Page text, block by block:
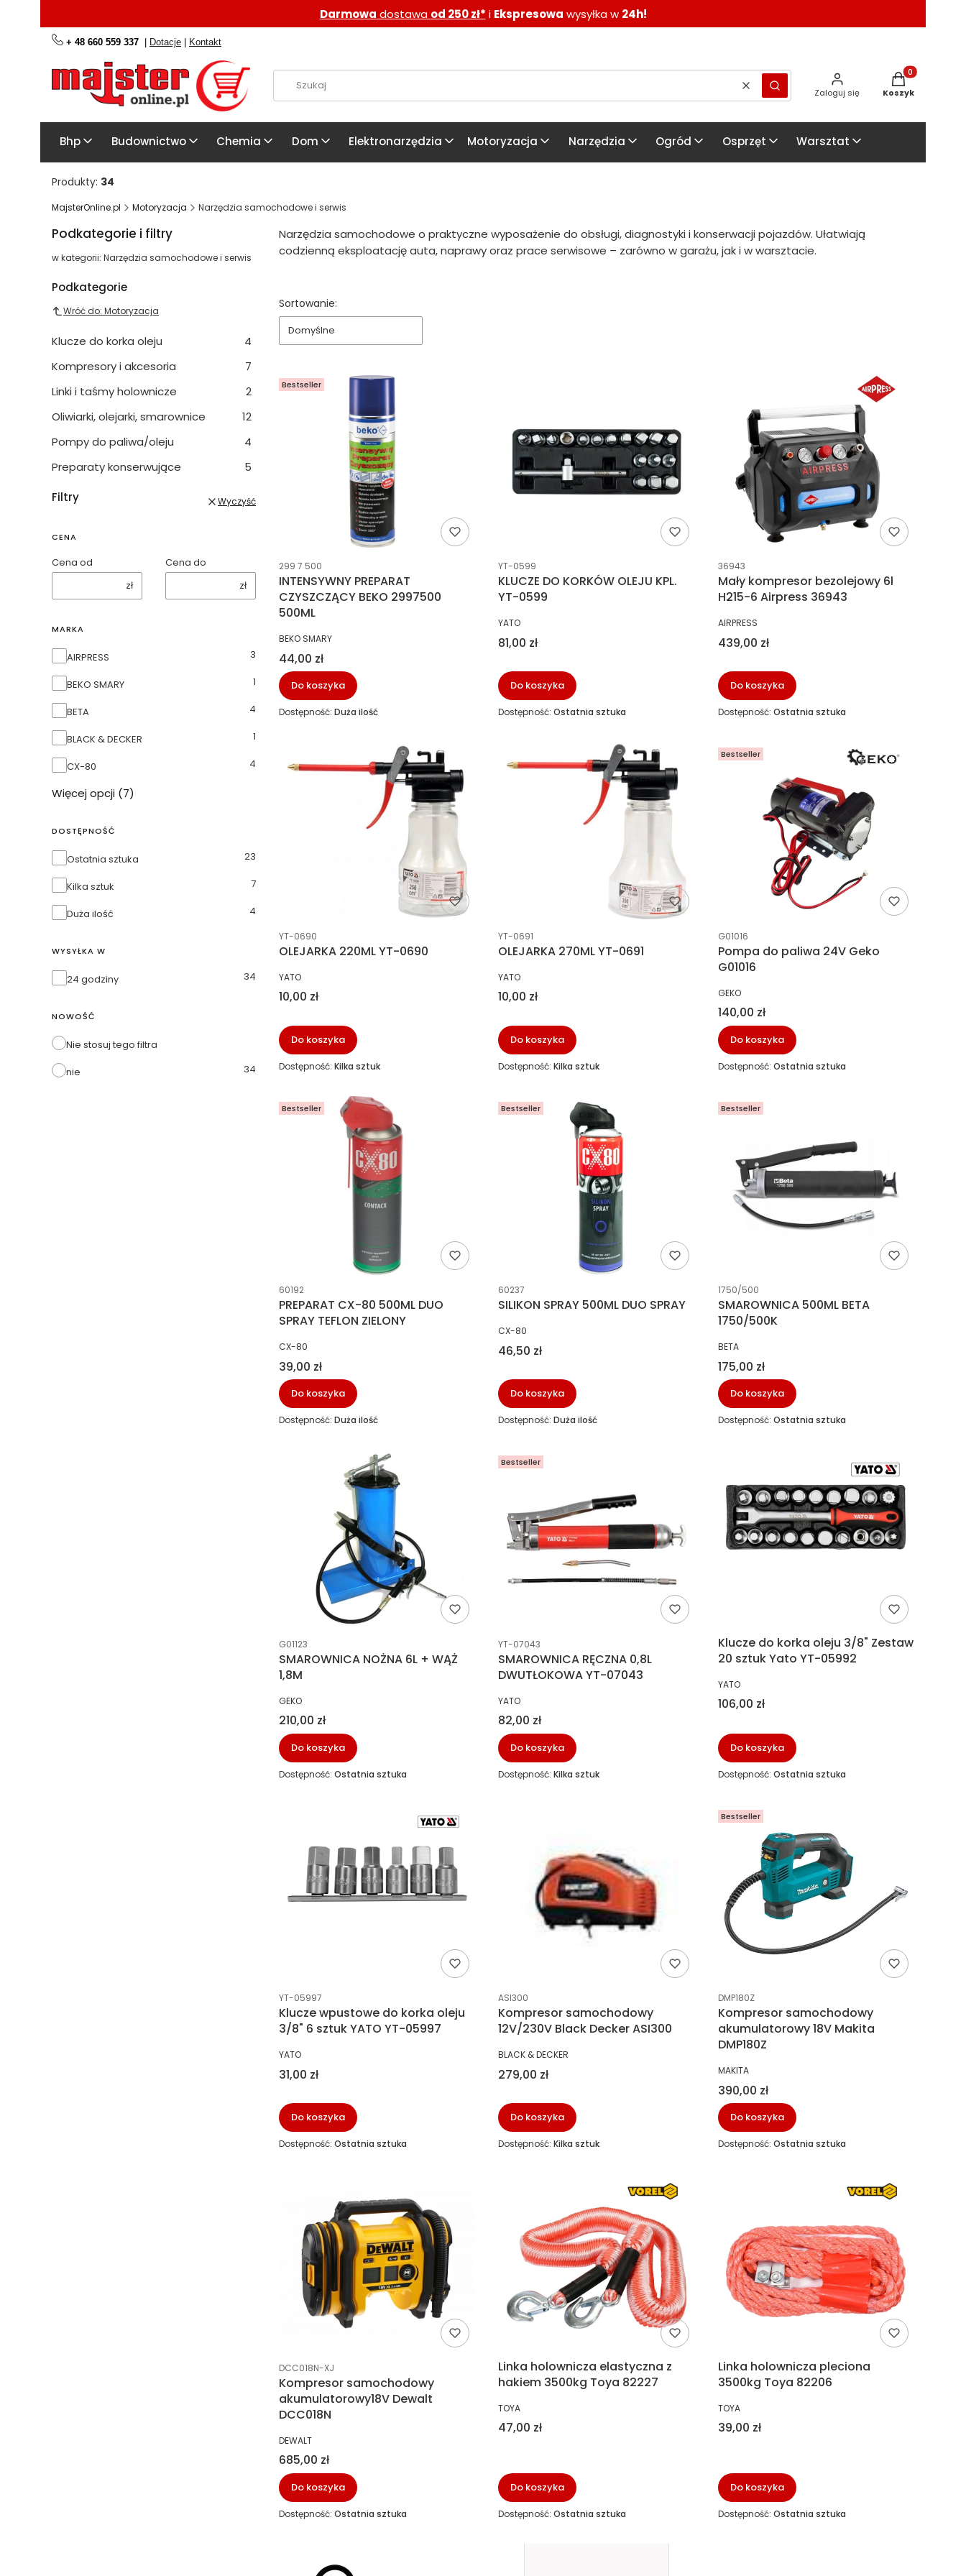
Darmowa dostawa od 250 zł* i Ekspresowa wysyłka w 24h!
+ 48 660 559 337 | Dotacje | Kontakt
WyczyśćSzukaj Zaloguj się
Produkty w
Koszyk
Bhp Budownictwo Chemia Dom Elektronarzędzia Motoryzacja Narzędzia Ogród Osprzęt Warsztat
Produkty: 34
MajsterOnline.pl Motoryzacja Narzędzia samochodowe i serwis
Podkategorie i filtry
w kategorii: Narzędzia samochodowe i serwis
Podkategorie
Wróć do: Motoryzacja
Klucze do korka oleju
4
Kompresory i akcesoria
7
Linki i taśmy holownicze
2
Oliwiarki, olejarki, smarownice
12
Pompy do paliwa/oleju
4
Preparaty konserwujące
5
Filtry
Wyczyść
CENA
Cena od
zł
Cena do
zł
MARKA
Marka
AIRPRESS 3
BEKO SMARY 1
BETA 4
BLACK & DECKER 1
CX-80 4
Więcej opcji (7)
DOSTĘPNOŚĆ
Dostępność
Ostatnia sztuka 23
Kilka sztuk 7
Duża ilość 4
WYSYŁKA W
Wysyłka w
24 godziny 34
NOWOŚĆ
Nie stosuj tego filtra
nie
34
Narzędzia samochodowe o praktyczne wyposażenie do obsługi, diagnostyki i konserwacji pojazdów. Ułatwiają
codzienną eksploatację auta, naprawy oraz prace serwisowe – zarówno w garażu, jak i w warsztacie.
Lista produktów
Sortowanie:
Domyślne
Bestseller
Kod producenta
299 7 500
INTENSYWNY PREPARAT
CZYSZCZĄCY BEKO 2997500
500ML
PRODUCENT
BEKO SMARY
Cena
44,00 zł
Do koszyka
Dostępność: Duża ilość
Kod producenta
YT-0599
KLUCZE DO KORKÓW OLEJU KPL.
YT-0599
PRODUCENT
YATO
Cena
81,00 zł
Do koszyka
Dostępność:Ostatnia sztuka
Kod producenta
36943
Mały kompresor bezolejowy 6l
H215-6 Airpress 36943
PRODUCENT
AIRPRESS
Cena
439,00 zł
Do koszyka
Dostępność: Ostatnia sztuka
Kod producenta
YT-0690
OLEJARKA 220ML YT-0690
PRODUCENT
YATO
Cena
10,00 zł
Do koszyka
Dostępność: Kilka sztuk
Kod producenta
YT-0691
OLEJARKA 270ML YT-0691
PRODUCENT
YATO
Cena
10,00 zł
Do koszyka
Dostępność:Kilka sztuk
Bestseller
Kod producenta
G01016
Pompa do paliwa 24V Geko
G01016
PRODUCENT
GEKO
Cena
140,00 zł
Do koszyka
Dostępność: Ostatnia sztuka
Bestseller
Kod producenta
60192
PREPARAT CX-80 500ML DUO
SPRAY TEFLON ZIELONY
PRODUCENT
CX-80
Cena
39,00 zł
Do koszyka
Dostępność: Duża ilość
Bestseller
Kod producenta
60237
SILIKON SPRAY 500ML DUO SPRAY
PRODUCENT
CX-80
Cena
46,50 zł
Do koszyka
Dostępność:Duża ilość
Bestseller
Kod producenta
1750/500
SMAROWNICA 500ML BETA
1750/500K
PRODUCENT
BETA
Cena
175,00 zł
Do koszyka
Dostępność: Ostatnia sztuka
Kod producenta
G01123
SMAROWNICA NOŻNA 6L + WĄŻ
1,8M
PRODUCENT
GEKO
Cena
210,00 zł
Do koszyka
Dostępność: Ostatnia sztuka
Bestseller
Kod producenta
YT-07043
SMAROWNICA RĘCZNA 0,8L
DWUTŁOKOWA YT-07043
PRODUCENT
YATO
Cena
82,00 zł
Do koszyka
Dostępność:Kilka sztuk
Klucze do korka oleju 3/8" Zestaw
20 sztuk Yato YT-05992
PRODUCENT
YATO
Cena
106,00 zł
Do koszyka
Dostępność: Ostatnia sztuka
Kod producenta
YT-05997
Klucze wpustowe do korka oleju
3/8" 6 sztuk YATO YT-05997
PRODUCENT
YATO
Cena
31,00 zł
Do koszyka
Dostępność: Ostatnia sztuka
Kod producenta
ASI300
Kompresor samochodowy
12V/230V Black Decker ASI300
PRODUCENT
BLACK & DECKER
Cena
279,00 zł
Do koszyka
Dostępność:Kilka sztuk
Bestseller
Kod producenta
DMP180Z
Kompresor samochodowy
akumulatorowy 18V Makita
DMP180Z
PRODUCENT
MAKITA
Cena
390,00 zł
Do koszyka
Dostępność: Ostatnia sztuka
Kod producenta
DCC018N-XJ
Kompresor samochodowy
akumulatorowy18V Dewalt
DCC018N
PRODUCENT
DEWALT
Cena
685,00 zł
Do koszyka
Dostępność: Ostatnia sztuka
Linka holownicza elastyczna z
hakiem 3500kg Toya 82227
PRODUCENT
TOYA
Cena
47,00 zł
Do koszyka
Dostępność:Ostatnia sztuka
Linka holownicza pleciona
3500kg Toya 82206
PRODUCENT
TOYA
Cena
39,00 zł
Do koszyka
Dostępność: Ostatnia sztuka